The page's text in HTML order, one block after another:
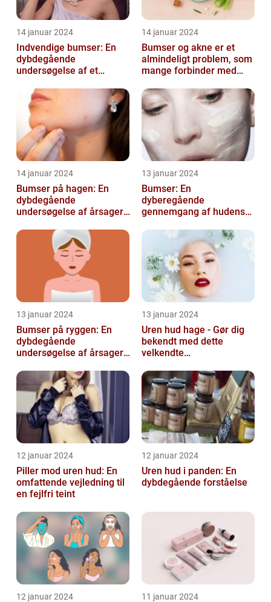
14 januar 2024
Indvendige bumser: En
dybdegående
undersøgelse af et
14 januar 2024
Bumser og akne er et
almindeligt problem, som
mange forbinder med
14 januar 2024
Bumser på hagen: En
dybdegående
undersøgelse af årsager,
forebyggelse
13 januar 2024
Bumser: En
dyberegående
gennemgang af hudens
13 januar 2024
Bumser på ryggen: En
dybdegående
undersøgelse af årsager,
forebyggelse
13 januar 2024
Uren hud hage - Gør dig
bekendt med dette
velkendte
12 januar 2024
Piller mod uren hud: En
omfattende vejledning til
en fejlfri teint
12 januar 2024
Uren hud i panden: En
dybdegående forståelse
12 januar 2024 11 januar 2024